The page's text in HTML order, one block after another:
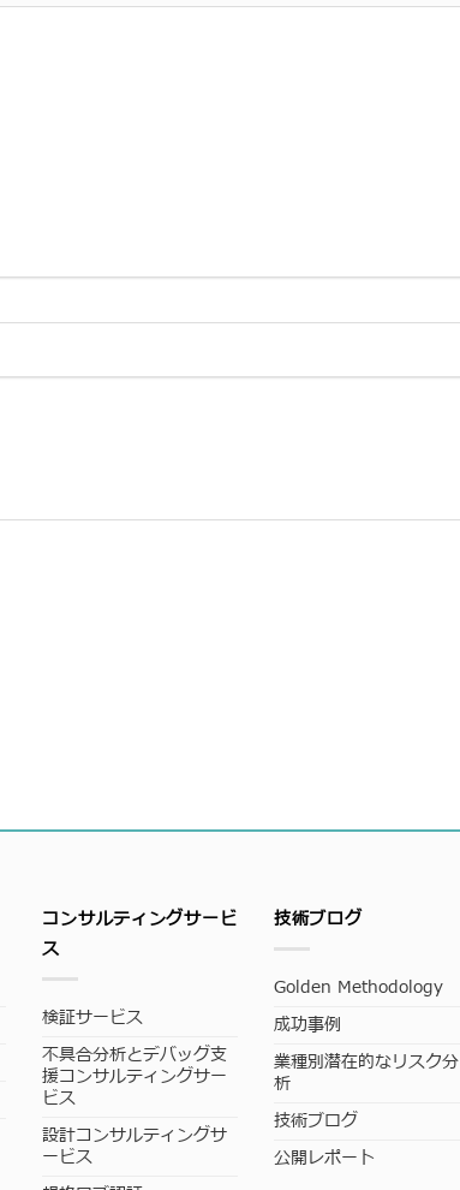
コンサルティングサービ
ス
検証サービス
不具合分析とデバッグ支
援コンサルティングサー
ビス
設計コンサルティングサ
ービス
技術ブログ
Golden Methodology
成功事例
業種別潜在的なリスク分
析
技術ブログ
公開レポート